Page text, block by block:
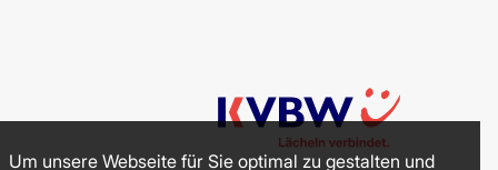
Um unsere Webseite für Sie optimal zu gestalten und